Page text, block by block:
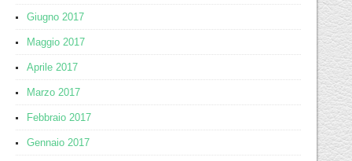
Giugno 2017
Maggio 2017
Aprile 2017
Marzo 2017
Febbraio 2017
Gennaio 2017